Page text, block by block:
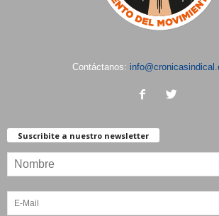
Contáctanos:
Suscribite a nuestro newsletter